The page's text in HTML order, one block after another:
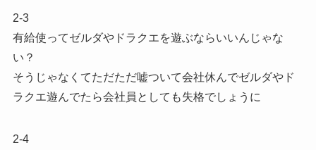
2-3
有給使ってゼルダやドラクエを遊ぶならいいんじゃな
い？
そうじゃなくてただただ嘘ついて会社休んでゼルダやド
ラクエ遊んでたら会社員としても失格でしょうに
2-4